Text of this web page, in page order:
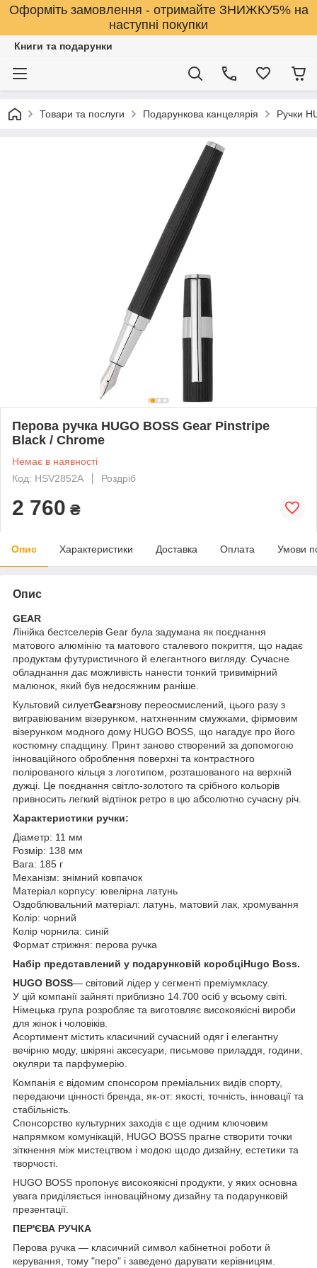
Оформіть замовлення - отримайте ЗНИЖКУ5% на
наступні покупки
Книги та подарунки
Товари та послуги Подарункова канцелярія Ручки
Перова ручка HUGO BOSS Gear Pinstripe
Black / Chrome
Немає в наявності
Код: HSV2852A
Роздріб
2 760 ₴
Опис Характеристики Доставка Оплата Умови
Опис
GEAR
Лінійка бестселерів Gear була задумана як поєднання
матового алюмінію та матового сталевого покриття, що надає
продуктам футуристичного й елегантного вигляду. Сучасне
обладнання дає можливість нанести тонкий тривимірний
малюнок, який був недосяжним раніше.
Культовий силуетGearзнову переосмислений, цього разу з
вигравіюваним візерунком, натхненним смужками, фірмовим
візерунком модного дому HUGO BOSS, що нагадує про його
костюмну спадщину. Принт заново створений за допомогою
інноваційного оброблення поверхні та контрастного
полірованого кільця з логотипом, розташованого на верхній
дужці. Це поєднання світло-золотого та срібного кольорів
привносить легкий відтінок ретро в цю абсолютно сучасну річ.
Характеристики ручки:
Діаметр: 11 мм
Розмір: 138 мм
Вага: 185 г
Механізм: знімний ковпачок
Матеріал корпусу: ювелірна латунь
Оздоблювальний матеріал: латунь, матовий лак, хромування
Колір: чорний
Колір чорнила: синій
Формат стрижня: перова ручка
Набір представлений у подарунковій коробціHugo Boss.
HUGO BOSS— світовий лідер у сегменті преміумкласу.
У цій компанії зайняті приблизно 14.700 осіб у всьому світі.
Німецька група розробляє та виготовляє високоякісні вироби
для жінок і чоловіків.
Асортимент містить класичний сучасний одяг і елегантну
вечірню моду, шкіряні аксесуари, письмове приладдя, години,
окуляри та парфумерію.
Компанія є відомим спонсором преміальних видів спорту,
передаючи цінності бренда, як-от: якості, точність, інновації та
стабільність.
Спонсорство культурних заходів є ще одним ключовим
напрямком комунікацій, HUGO BOSS прагне створити точки
зіткнення між мистецтвом і модою щодо дизайну, естетики та
творчості.
HUGO BOSS пропонує високоякісні продукти, у яких основна
увага приділяється інноваційному дизайну та подарунковій
презентації.
ПЕР'ЄВА РУЧКА
Перова ручка — класичний символ кабінетної роботи й
керування, тому "перо" і заведено дарувати керівницям.